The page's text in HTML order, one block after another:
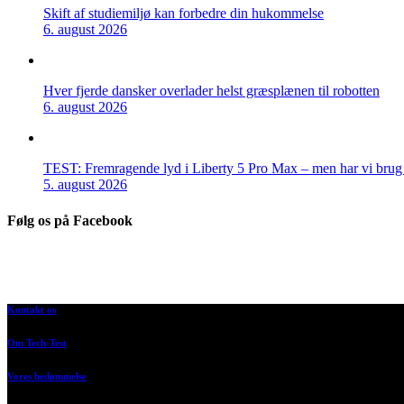
Skift af studiemiljø kan forbedre din hukommelse
6. august 2026
Hver fjerde dansker overlader helst græsplænen til robotten
6. august 2026
TEST: Fremragende lyd i Liberty 5 Pro Max – men har vi brug
5. august 2026
Følg os på Facebook
Kontakt os
Om Tech-Test
Vores bedømmelse